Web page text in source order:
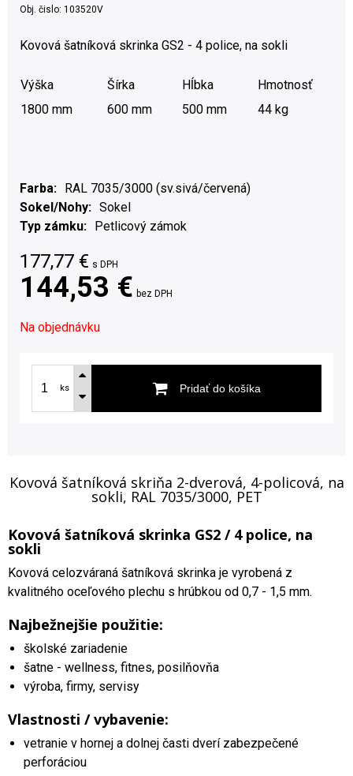
Obj. čislo: 103520V
Kovová šatníková skrinka GS2 - 4 police, na sokli
Výška Šírka Hĺbka
Hmotnosť
1800 mm
600 mm 500 mm 44 kg
Farba
RAL 7035/3000 (sv.sivá/červená)
Sokel/Nohy
Sokel
Typ zámku
Petlicový zámok
177,77 € s DPH
144,53 € bez DPH
Na objednávku
ks Pridať do košíka
Kovová šatníková skriňa 2-dverová, 4-policová, na
sokli, RAL 7035/3000, PET
Kovová šatníková skrinka GS2 / 4 police, na
sokli
Kovová celozváraná šatníková skrinka je vyrobená z
kvalitného oceľového plechu s hrúbkou od 0,7 - 1,5 mm.
Najbežnejšie použitie:
školské zariadenie
šatne - wellness, fitnes, posilňovňa
výroba, firmy, servisy
Vlastnosti / vybavenie:
vetranie v hornej a dolnej časti dverí zabezpečené
perforáciou